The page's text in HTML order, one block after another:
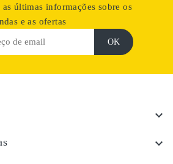
as últimas informações sobre os
e as ofertas

